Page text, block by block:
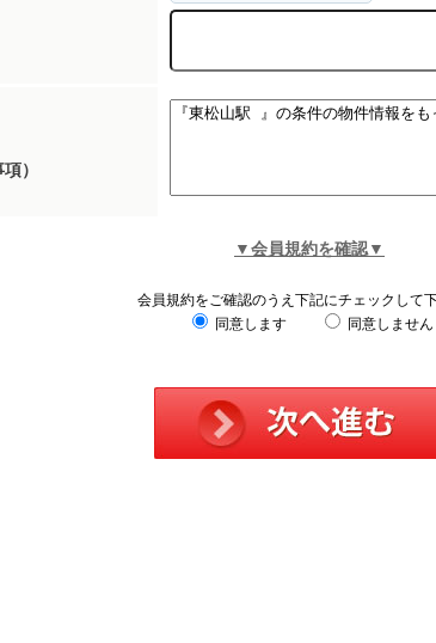
）
▼会員規約を確認▼
会員規約をご確認のうえ下記にチェックして下
同意します
同意しません